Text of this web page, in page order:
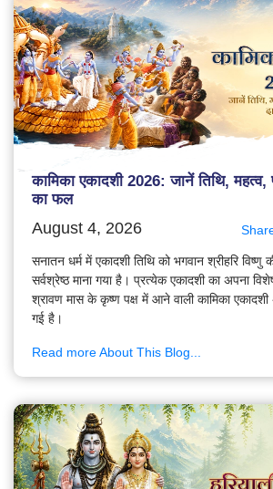
कामिका एकादशी 2026: जानें तिथि, महत्व,
का फल
August 4, 2026
सनातन धर्म में एकादशी तिथि को भगवान श्रीहरि विष्णु
सर्वश्रेष्ठ माना गया है। प्रत्येक एकादशी का अपना
श्रावण मास के कृष्ण पक्ष में आने वाली कामिका एकादशी
गई है।
Read more About This Blog...